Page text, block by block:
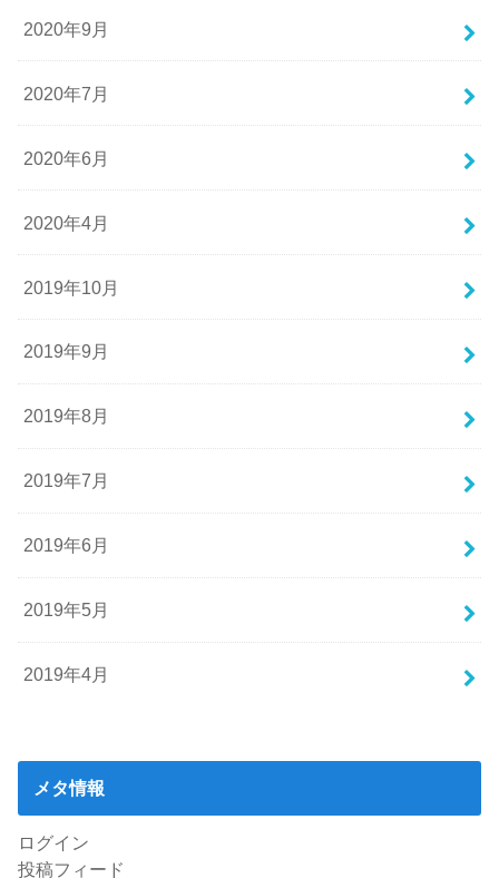
2020年9月
2020年7月
2020年6月
2020年4月
2019年10月
2019年9月
2019年8月
2019年7月
2019年6月
2019年5月
2019年4月
メタ情報
ログイン
投稿フィード